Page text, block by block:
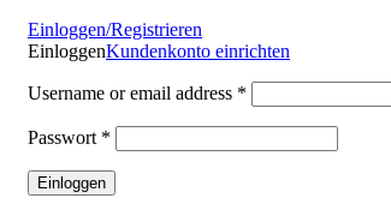
Einloggen/Registrieren
EinloggenKundenkonto einrichten
Username or email address *
Passwort *
Einloggen